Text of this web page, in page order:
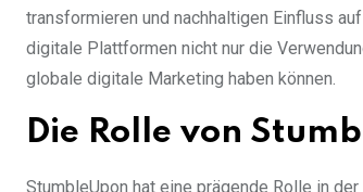
transformieren und nachhaltigen Einfluss
digitale Plattformen nicht nur die
globale digitale Marketing haben können.
Die Rolle von
StumbleUpon hat eine prägende Rolle in